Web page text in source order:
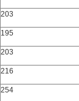
203
195
203
216
254